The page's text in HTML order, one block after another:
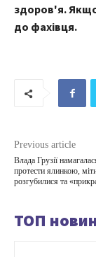
здоров'я. Якщо
до фахівця.
Previous article
Влада Грузії
протести ялинкою,
розгубилися та
ТОП